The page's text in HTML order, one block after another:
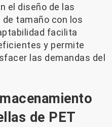
el diseño de las
tamaño con los
facilita
y permite
las demandas del
de PET